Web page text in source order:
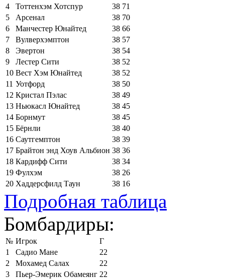
4
Тоттенхэм Хотспур 38 71
5
Арсенал 38 70
6
Манчестер Юнайтед 38 66
7
Вулверхэмптон 38 57
8
Эвертон 38 54
9
Лестер Сити 38 52
10 Вест Хэм Юнайтед 38 52
11 Уотфорд 38 50
12 Кристал Пэлас 38 49
13 Ньюкасл Юнайтед 38 45
14 Борнмут 38 45
15 Бёрнли 38 40
16 Саутгемптон 38 39
17 Брайтон энд Хоув Альбион 38 36
18 Кардифф Сити 38 34
19 Фулхэм 38 26
20 Хаддерсфилд Таун 38 16
Подробная таблица
Бомбардиры:
№ Игрок
Г
1
Садио Мане
22
2
Мохамед Салах
22
3
Пьер-Эмерик Обамеянг 22